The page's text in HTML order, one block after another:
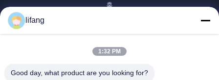
홈
공장 투어
연락처
lifang
1:32 PM
Good day, what product are you looking for?